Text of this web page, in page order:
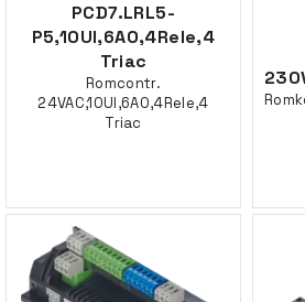
PCD7.LRL5-
P5,10UI,6AO,4Rele,4
Triac
Romcontr.
24VAC,10UI,6AO,4Rele,4
Triac